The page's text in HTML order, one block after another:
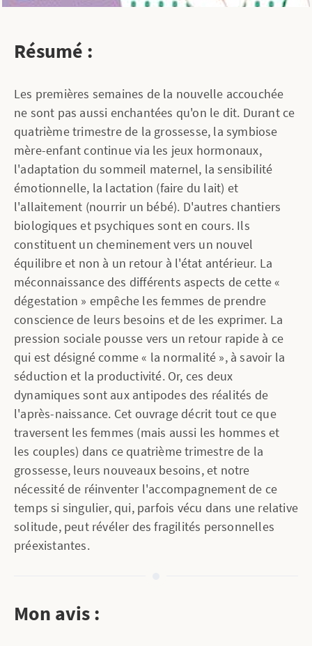
Résumé :
Les premières semaines de la nouvelle accouchée
ne sont pas aussi enchantées qu'on le dit. Durant ce
quatrième trimestre de la grossesse, la symbiose
mère-enfant continue via les jeux hormonaux,
l'adaptation du sommeil maternel, la sensibilité
émotionnelle, la lactation (faire du lait) et
l'allaitement (nourrir un bébé). D'autres chantiers
biologiques et psychiques sont en cours. Ils
constituent un cheminement vers un nouvel
équilibre et non à un retour à l'état antérieur. La
méconnaissance des différents aspects de cette «
dégestation » empêche les femmes de prendre
conscience de leurs besoins et de les exprimer. La
pression sociale pousse vers un retour rapide à ce
qui est désigné comme « la normalité », à savoir la
séduction et la productivité. Or, ces deux
dynamiques sont aux antipodes des réalités de
l'après-naissance. Cet ouvrage décrit tout ce que
traversent les femmes (mais aussi les hommes et
les couples) dans ce quatrième trimestre de la
grossesse, leurs nouveaux besoins, et notre
nécessité de réinventer l'accompagnement de ce
temps si singulier, qui, parfois vécu dans une relative
solitude, peut révéler des fragilités personnelles
préexistantes.
Mon avis :